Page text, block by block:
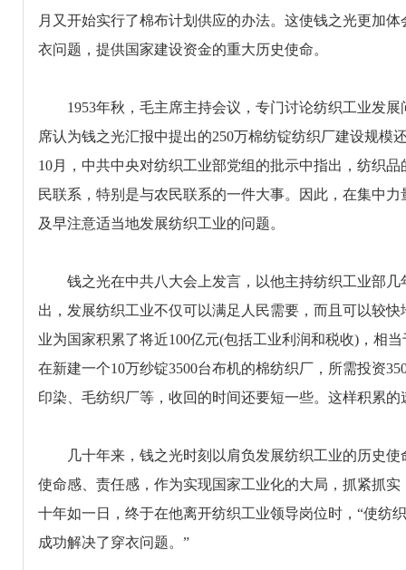
月又开始实行了棉布计划供应的办法。这使钱之光更加
衣问题，提供国家建设资金的重大历史使命。
1953年秋，毛主席主持会议，专门讨论纺织工业发展
席认为钱之光汇报中提出的250万棉纺锭纺织厂建设规
10月，中共中央对纺织工业部党组的批示中指出，纺织
民联系，特别是与农民联系的一件大事。因此，在集中
及早注意适当地发展纺织工业的问题。
钱之光在中共八大会上发言，以他主持纺织工业部几
出，发展纺织工业不仅可以满足人民需要，而且可以较
业为国家积累了将近100亿元(包括工业利润和税收)，相
在新建一个10万纱锭3500台布机的棉纺织厂，所需投资
印染、毛纺织厂等，收回的时间还要短一些。这样积累
几十年来，钱之光时刻以肩负发展纺织工业的历史使
使命感、责任感，作为实现国家工业化的大局，抓紧抓
十年如一日，终于在他离开纺织工业领导岗位时，“使纺
成功解决了穿衣问题。”